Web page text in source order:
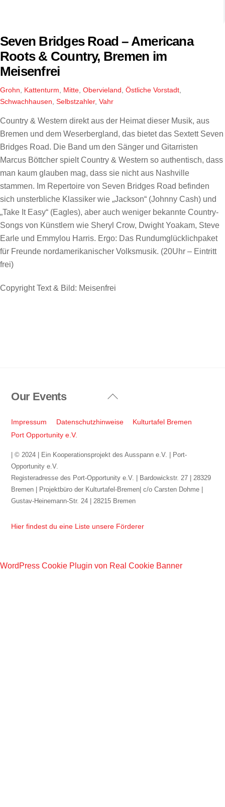
Seven Bridges Road – Americana
Roots & Country, Bremen im
Meisenfrei
Grohn Kattenturm Mitte Obervieland Östliche Vorstadt
Schwachhausen Selbstzahler, Vahr
Country & Western direkt aus der Heimat dieser Musik, aus
Bremen und dem Weserbergland, das bietet das Sextett Seven
Bridges Road. Die Band um den Sänger und Gitarristen
Marcus Böttcher spielt Country & Western so authentisch, dass
man kaum glauben mag, dass sie nicht aus Nashville
stammen. Im Repertoire von Seven Bridges Road befinden
sich unsterbliche Klassiker wie „Jackson“ (Johnny Cash) und
„Take It Easy“ (Eagles), aber auch weniger bekannte Country-
Songs von Künstlern wie Sheryl Crow, Dwight Yoakam, Steve
Earle und Emmylou Harris. Ergo: Das Rundumglücklichpaket
für Freunde nordamerikanischer Volksmusik. (20Uhr – Eintritt
frei)
Copyright Text & Bild: Meisenfrei
Back
Top
Our Events
Impressum Datenschutzhinweise
Kulturtafel Bremen
Port Opportunity e.V.
| © 2024 | Ein Kooperationsprojekt des Ausspann e.V. | Port-
Opportunity e.V.
Registeradresse des Port-Opportunity e.V. | Bardowickstr. 27 | 28329
Bremen | Projektbüro der Kulturtafel-Bremen| c/o Carsten Dohme |
Gustav-Heinemann-Str. 24 | 28215 Bremen
Hier findest du eine Liste unsere Förderer
WordPress Cookie Plugin von Real Cookie Banner